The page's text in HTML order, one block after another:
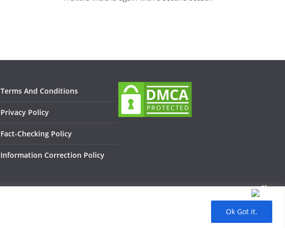
Ok Got it.
Terms And Conditions
Privacy Policy
Fact-Checking Policy
Information Correction Policy